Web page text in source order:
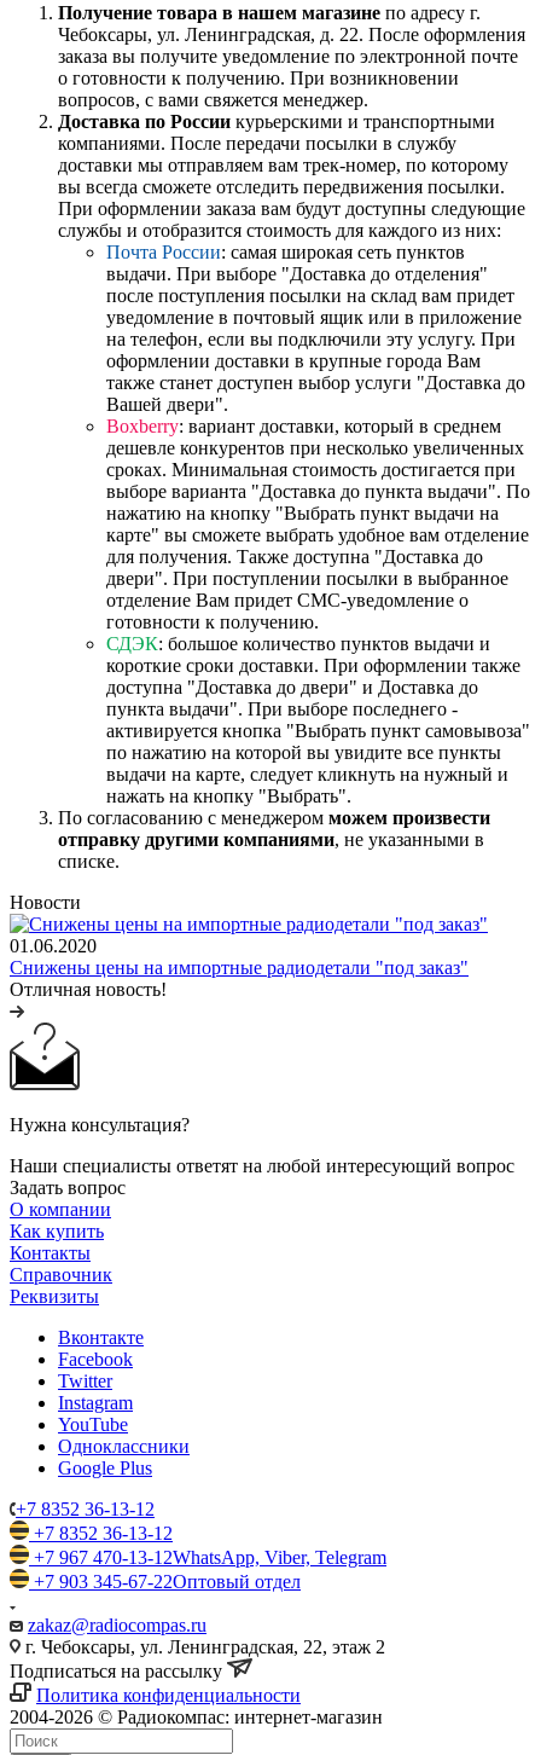
Получение товара в нашем магазине по адресу г.
Чебоксары, ул. Ленинградская, д. 22. После оформления
заказа вы получите уведомление по электронной почте
о готовности к получению. При возникновении
вопросов, с вами свяжется менеджер.
Доставка по России курьерскими и транспортными
компаниями. После передачи посылки в службу
доставки мы отправляем вам трек-номер, по которому
вы всегда сможете отследить передвижения посылки.
При оформлении заказа вам будут доступны следующие
службы и отобразится стоимость для каждого из них:
Почта России: самая широкая сеть пунктов
выдачи. При выборе "Доставка до отделения"
после поступления посылки на склад вам придет
уведомление в почтовый ящик или в приложение
на телефон, если вы подключили эту услугу. При
оформлении доставки в крупные города Вам
также станет доступен выбор услуги "Доставка до
Вашей двери".
Boxberry: вариант доставки, который в среднем
дешевле конкурентов при несколько увеличенных
сроках. Минимальная стоимость достигается при
выборе варианта "Доставка до пункта выдачи". По
нажатию на кнопку "Выбрать пункт выдачи на
карте" вы сможете выбрать удобное вам отделение
для получения. Также доступна "Доставка до
двери". При поступлении посылки в выбранное
отделение Вам придет СМС-уведомление о
готовности к получению.
СДЭК: большое количество пунктов выдачи и
короткие сроки доставки. При оформлении также
доступна "Доставка до двери" и Доставка до
пункта выдачи". При выборе последнего -
активируется кнопка "Выбрать пункт самовывоза"
по нажатию на которой вы увидите все пункты
выдачи на карте, следует кликнуть на нужный и
нажать на кнопку "Выбрать".
По согласованию с менеджером можем произвести
отправку другими компаниями, не указанными в
списке.
Новости
01.06.2020
Снижены цены на импортные радиодетали "под заказ"
Отличная новость!
Нужна консультация?
Наши специалисты ответят на любой интересующий вопрос
Задать вопрос
О компании
Как купить
Контакты
Справочник
Реквизиты
Вконтакте
Facebook
Twitter
Instagram
YouTube
Одноклассники
Google Plus
+7 8352 36-13-12
+7 8352 36-13-12
+7 967 470-13-12WhatsApp, Viber, Telegram
+7 903 345-67-22Оптовый отдел
zakaz@radiocompas.ru
г. Чебоксары, ул. Ленинградская, 22, этаж 2
Подписаться на рассылку
Политика конфиденциальности
2004-2026 © Радиокомпас: интернет-магазин